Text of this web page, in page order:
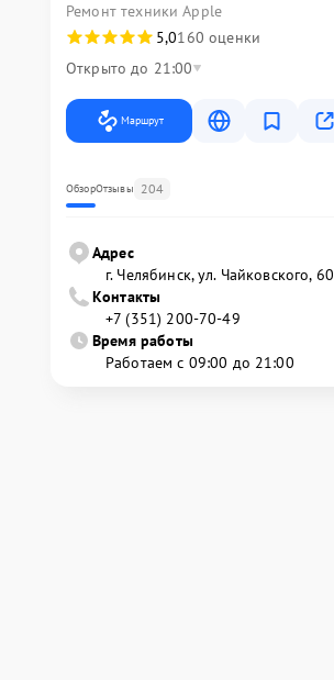
Ремонт техники Apple
5,0160 оценки
Открыто до 21:00
Маршрут
ОбзорОтзывы 204
Адрес
г. Челябинск, ул. Чайковского, 60
Контакты
+7 (351) 200-70-49
Время работы
Работаем с 09:00 до 21:00